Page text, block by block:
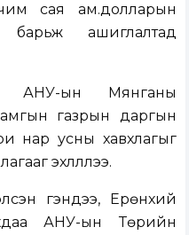
сая ам.долларын
барьж ашиглалтад
АНУ-ын Мянганы
газрын даргын
нар усны хавхлагыг
эхлүүллээ.
үгэндээ, Ерөнхий
АНУ-ын Төрийн